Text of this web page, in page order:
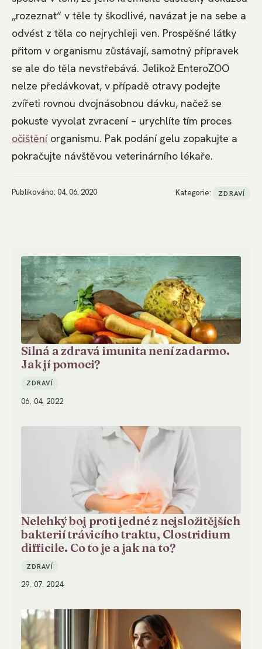
„rozeznat“ v těle ty škodlivé, navázat je na sebe a
odvést z těla co nejrychleji ven. Prospěšné látky
přitom v organismu zůstávají, samotný přípravek
se ale do těla nevstřebává. Jelikož EnteroZOO
nelze předávkovat, v případě otravy podejte
zvířeti rovnou dvojnásobnou dávku, načež se
pokuste vyvolat zvracení – urychlíte tím proces
očištěníorganismu. Pak podání gelu zopakujte a
pokračujte návštěvou veterinárního lékaře.
Publikováno: 04. 06. 2020 Kategorie: ZDRAVÍ
Silná a zdravá imunita není zadarmo.
Jak jí pomoci?
ZDRAVÍ
06. 04. 2022
Nelehký boj proti jedné z nejsložitějších
bakterií trávicího traktu, Clostridium
difficile. Co to je a jak na to?
ZDRAVÍ
29. 07. 2024